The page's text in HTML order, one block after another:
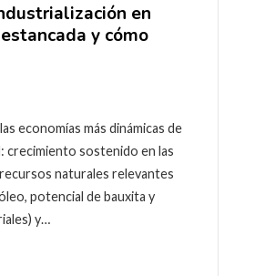
en
y cómo
economías más dinámicas de
crecimiento sostenido en las
naturales relevantes
potencial de bauxita y
y…